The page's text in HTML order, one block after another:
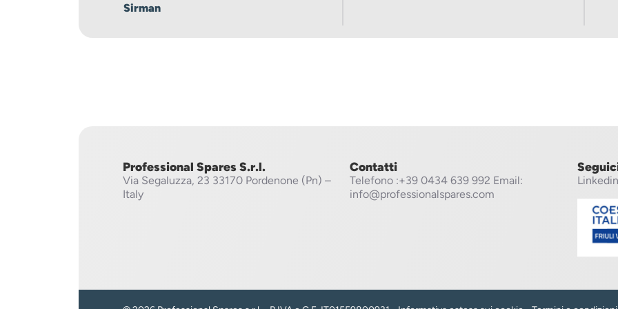
Sirman
Professional Spares S.r.l.
Via Segaluzza, 23 33170 Pordenone (Pn) –
Italy
Contatti
Telefono :+39 0434 639 992 Email:
info@professionalspares.com
Linkedin